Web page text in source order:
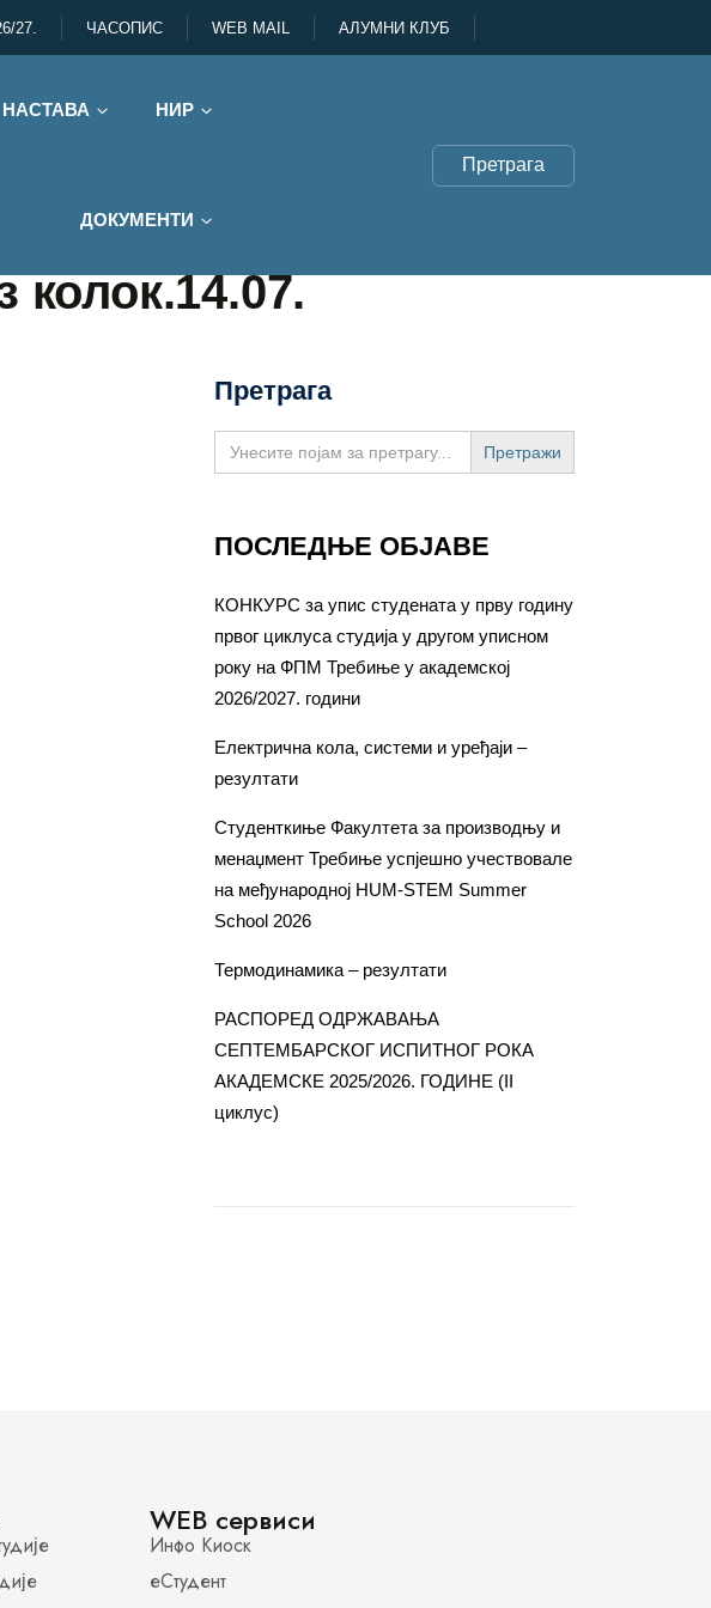
27. ЧАСОПИС WEB MAIL АЛУМНИ КЛУБ
НАСТАВА НИР
ДОКУМЕНТИ
Претрага
колок.14.07.
Претрага
Search
for:
ПОСЛЕДЊЕ ОБЈАВЕ
КОНКУРС за упис студената у прву годину
првог циклуса студија у другом уписном
року на ФПМ Требиње у академској
2026/2027. години
Електрична кола, системи и уређаји –
резултати
Студенткиње Факултета за производњу и
менаџмент Требиње успјешно учествовале
на међународној HUM-STEM Summer
School 2026
Термодинамика – резултати
РАСПОРЕД ОДРЖАВАЊА
СЕПТЕМБАРСКОГ ИСПИТНОГ РОКА
АКАДЕМСКЕ 2025/2026. ГОДИНЕ (II
циклус)
WEB сервиси
Инфо Киоск
еСтудент